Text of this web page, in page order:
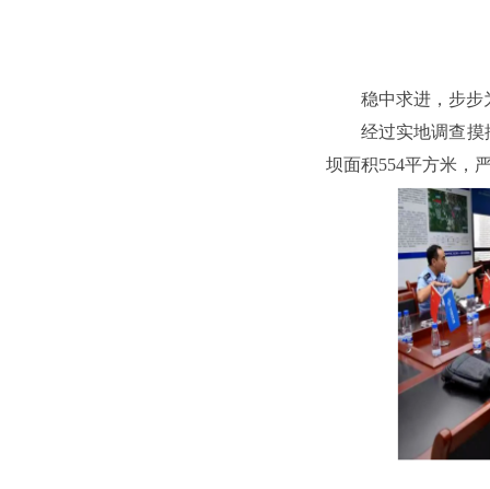
稳中求进，步步
经过实地调查摸
坝面积554平方米，